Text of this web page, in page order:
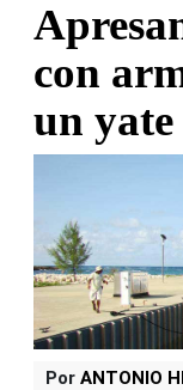
con
un yate
Por ANTONIO